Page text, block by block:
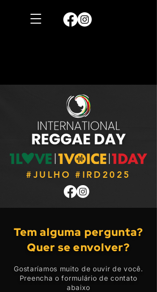
#JULHO #IRD2025
Tem alguma pergunta?
Quer se envolver?
Gostaríamos muito de ouvir de você.
Preencha o formulário de contato
abaixo